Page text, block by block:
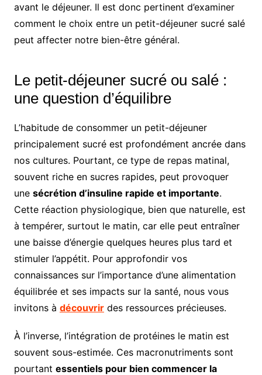
avant le déjeuner. Il est donc pertinent d’examiner
comment le choix entre un petit-déjeuner sucré salé
peut affecter notre bien-être général.
Le petit-déjeuner sucré ou salé :
une question d’équilibre
L’habitude de consommer un petit-déjeuner
principalement sucré est profondément ancrée dans
nos cultures. Pourtant, ce type de repas matinal,
souvent riche en sucres rapides, peut provoquer
une sécrétion d’insuline rapide et importante.
Cette réaction physiologique, bien que naturelle, est
à tempérer, surtout le matin, car elle peut entraîner
une baisse d’énergie quelques heures plus tard et
stimuler l’appétit. Pour approfondir vos
connaissances sur l’importance d’une alimentation
équilibrée et ses impacts sur la santé, nous vous
invitons à découvrirdes ressources précieuses.
À l’inverse, l’intégration de protéines le matin est
souvent sous-estimée. Ces macronutriments sont
pourtant essentiels pour bien commencer la